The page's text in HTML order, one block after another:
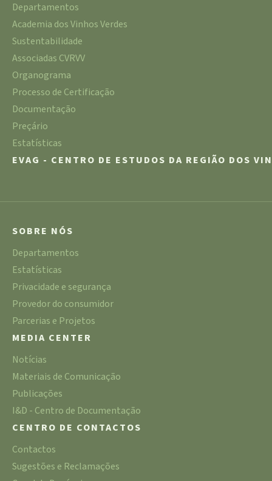
Departamentos
Academia dos Vinhos Verdes
Sustentabilidade
Associadas CVRVV
Organograma
Processo de Certificação
Documentação
Preçário
Estatísticas
EVAG - CENTRO DE ESTUDOS DA REGIÃO DOS
SOBRE NÓS
Departamentos
Estatísticas
Privacidade e segurança
Provedor do consumidor
Parcerias e Projetos
MEDIA CENTER
Notícias
Materiais de Comunicação
Publicações
I&D - Centro de Documentação
CENTRO DE CONTACTOS
Contactos
Sugestões e Reclamações